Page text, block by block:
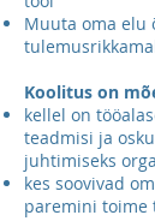
Muuta oma elu
Koolitus on
kellel on
teadmisi ja
juhtimiseks
kes soovivad
paremini toime